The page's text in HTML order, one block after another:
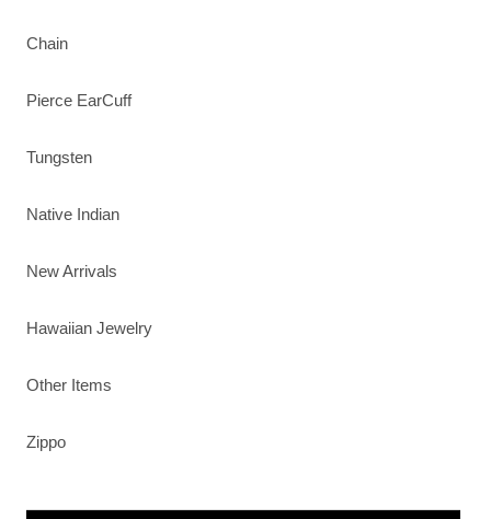
Chain
Pierce EarCuff
Tungsten
Native Indian
New Arrivals
Hawaiian Jewelry
Other Items
Zippo